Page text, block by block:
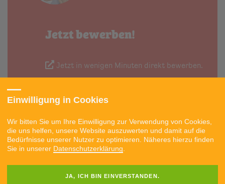
Einwilligung in Cookies
Wir bitten Sie um Ihre Einwilligung zur Verwendung von Cookies,
die uns helfen, unsere Website auszuwerten und damit auf die
Bedürfnisse unserer Nutzer zu optimieren. Näheres hierzu finden
Sie in unserer Datenschutzerklärung
JA, ICH BIN EINVERSTANDEN.
Jetzt bewerben!
Jetzt in wenigen Minuten direkt bewerben.
BEWERBEN